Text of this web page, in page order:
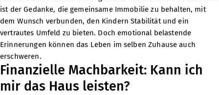
ist der Gedanke, die gemeinsame Immobilie zu behalten, mit
dem Wunsch verbunden, den Kindern Stabilität und ein
vertrautes Umfeld zu bieten. Doch emotional belastende
Erinnerungen können das Leben im selben Zuhause auch
erschweren.
Finanzielle Machbarkeit: Kann ich
mir das Haus leisten?